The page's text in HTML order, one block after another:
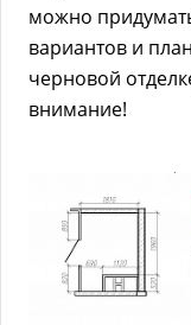
можно
вариантов и
черновой
внимание!